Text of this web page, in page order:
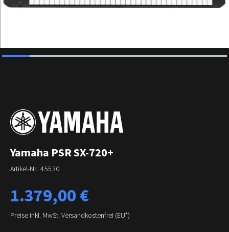
Yamaha PSR SX-720+
Artikel-Nr.: 45530
Regulärer Preis:
1.379,00 €
Preise inkl. MwSt. Versandkostenfrei (EU*)